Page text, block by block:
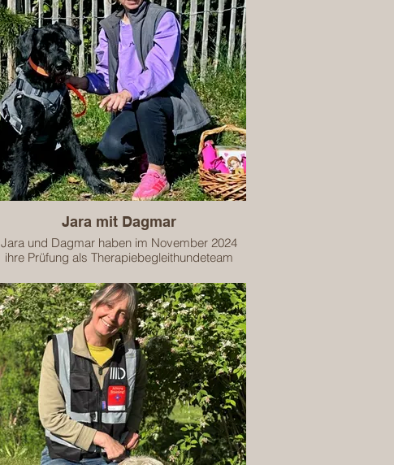
Kindergartenkinder
Schulkinder
Senioren
Menschen mit geistiger Behinderung
Das Team ist geprüft und zertifiziert bis zum
31.12.2027.
Jara mit Dagmar
Jara und Dagmar haben im November 2024
ihre Prüfung als Therapiebegleithundeteam
Das Team ist zugelassen für die begleitende
Arbeit in folgenden Bereichen:
Kindergartenkinder
Schulkinder
Das Team ist geprüft und zertifiziert bis zum
31.12.2027.